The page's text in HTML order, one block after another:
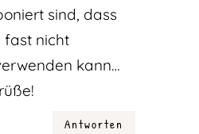
sind, dass
fast nicht
kann…
Antworten